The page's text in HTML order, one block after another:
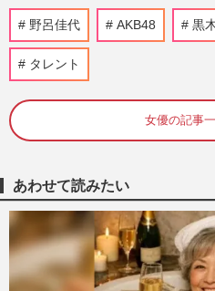
黒木華主演『
代が「出演ド
今週発売『週
はコチラ！
ハライチ岩井
れて憤怒…相
に特定する」
週刊女性PRIME
野呂佳代 AKB48 黒
タレント
女優の記事
あわせて読みたい